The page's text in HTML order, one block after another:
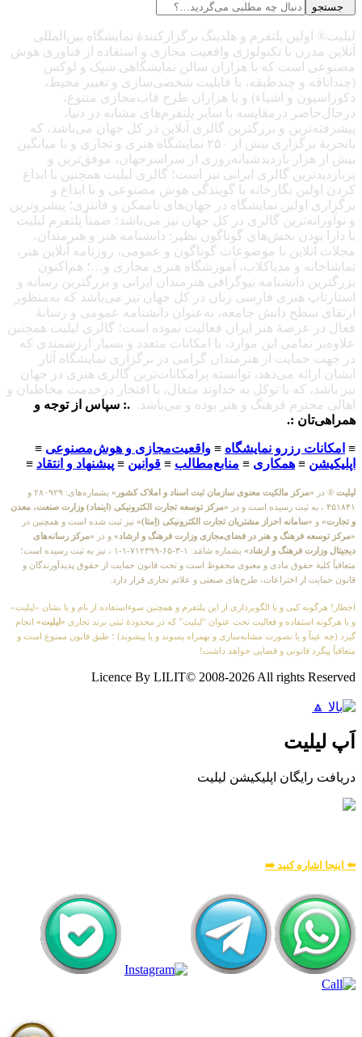
جستجو
لیلیت® اولین پلتفرم و هلدینگ برگزارکنندهٔ نمایشگاه بین‌المللی
آنلاین مدرن با تکنولوژی واقعیت مجازی و استفاده از فناوری هوش
مصنوعی است که با هزاران سالن نمایشگاهی شیک و لوکس
(چنداتاقه و چندطبقه، با قابلیت شخصی‌سازی و تغییر محیط،
دکوراسیون و اشیاء) و با هزاران طرح قاب‌مجازی متنوع،
درحال‌حاضر درمقایسه با سایر پلتفرم‌های مشابه در دنیا،
پیشرفته‌ترین و بزرگترین گالری آنلاین در کل جهان می‌باشد، که
باتجربهٔ برگزاری بیش از ۲۵۰ نمایشگاه هنری و تجاری و با میانگین
بیش از هزار بازدیدشبانه‌روزی از سراسرجهان، موفق‌ترین و
پربازدیدترین گالری ایرانی نیز است؛ گالری لیلیت همچنین با ابداع
کردن اولین نگارخانه با گویندگی هوش مصنوعی و با ابداع و
برگزاری اولین نمایشگاه در جهان‌های ناممکن و فانتزی؛ پیشروترین
و نوآورانه‌ترین گالری در کل جهان نیز می‌باشد؛ ضمناً پلتفرم لیلیت
با دارا بودن بخش‌های گوناگون نظیر: دانشنامه هنر و هنرمندان،
مجلات آنلاین با موضوعات گوناگون و عمومی، روزنامه آنلاین هنر،
تماشاخانه و مدیاکلاب، آموزشگاه هنری مجازی و…؛ هم‌اکنون
بزرگترین دانشنامه بیوگرافی هنرمندان ایرانی و بزرگترین رسانه و
استارتاپ هنری فارسی زبان در کل جهان نیز می‌باشد که به‌منظور
ارتقای سطح دانش جامعه، به‌عنوان دانشنامه عمومی و رسانهٔ
فعال در عرصهٔ هنر ایران فعالیت نموده است؛ گالری لیلیت همچنین
علاوه‌بر تمامی این موارد، با امکانات متعدد و بسیار ارزشمندی که
در جهت حمایت از هنرمندان گرامی در برگزاری نمایشگاه آثار
ایشان ارائه می‌دهد، توانسته پرامکانات‌ترین گالری هنری در جهان
نیز باشد، که با توکل به خداوند متعال، با افتخار درخدمت مخاطبان و
اهالی محترم فرهنگ و هنر بوده و می‌باشد. .: سپاس از توجه و
همراهی‌تان :.
≡ امکانات رزرو نمایشگاه ≡ واقعیت‌مجازی و هوش‌مصنوعی ≡
اپلیکیشن ≡ همکاری ≡ منابع‌مطالب ≡ قوانین ≡ پیشنهاد و انتقاد ≡
لیلیت ® در «مرکز مالکیت معنوی سازمان ثبت اسناد و املاک کشور»
بشماره‌های: ۲۸۰۹۲۹ و
۴۵۱۸۴۱ ، به ثبت رسیده است و در
«مرکز توسعه تجارت الکترونیکی (اینماد) وزارت صنعت، معدن
و تجارت» و «سامانه احراز مشتریان تجارت الکترونیکی (اِمتا)» نیز ثبت شده است و همچنین در
«مرکز توسعه فرهنگ و هنر در فضای‌مجازی وزارت فرهنگ و ارشاد» و در «مرکز رسانه‌های
دیجیتال وزارت فرهنگ و ارشاد»
بشماره شامَد: ۱-۳-۶۵-۷۱۲۳۹۹-۱-۱ ، نیز به ثبت رسیده است؛
متعاقباً کلیهٔ حقوق مادی و معنوی محفوظ است و تحت قانون حمایت از حقوق پدیدآورندگان و
قانون حمایت از اختراعات، طرح‌های صنعتی و علائم تجاری قرار دارد.
اخطار! هرگونه کپی و یا الگوبرداری از این پلتفرم و همچنین سوءاستفاده از نام و یا نشان «لیلیت»
و یا هرگونه استفاده و فعالیت تحت عنوان “لیلیت” که در محدودهٔ ثبتی برند تجاری «لیلیت» انجام
گیرد (چه عیناً و یا بصورت مشابه‌سازی و بهمراه پسوند و یا پیشوند) ؛ طبق قانون ممنوع است و
متعاقباً پیگرد قانونی و قضایی خواهد داشت!
Licence By LILIT© 2008-2026 All rights Reserved
اَپ لیلیت
دریافت رایگان اپلیکیشن لیلیت
⬅️ اینجا اشاره کنید ➡️